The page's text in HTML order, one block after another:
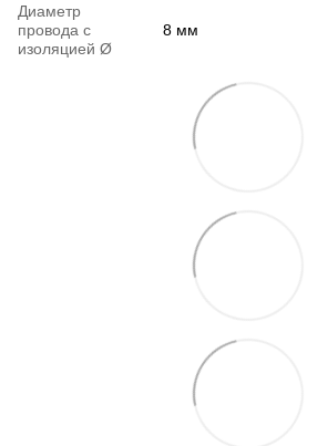
Диаметр
провода с
изоляцией Ø
8 мм